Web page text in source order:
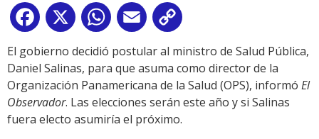
Facebook
X WhatsApp
Email
Link
El gobierno decidió postular al ministro de Salud Pública,
Daniel Salinas, para que asuma como director de la
Organización Panamericana de la Salud (OPS), informó El
Observador. Las elecciones serán este año y si Salinas
fuera electo asumiría el próximo.